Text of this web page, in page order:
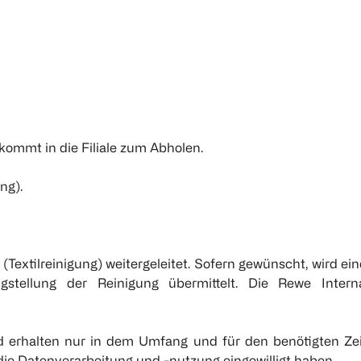
in die Filiale zum Abholen.
weitergeleitet. Sofern gewünscht, wird
der Reinigung übermittelt. Die Rewe
erhalten nur in dem Umfang und für den benötigten